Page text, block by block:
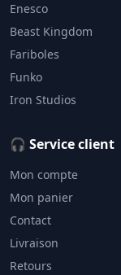
Enesco
Beast Kingdom
Fariboles
Funko
Iron Studios
🎧 Service client
Mon compte
Mon panier
Contact
Livraison
Retours